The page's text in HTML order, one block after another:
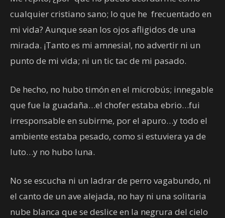
cualquier cristiano sano; lo que he frecuentado en
mi vida? Aunque sean los ojos afligidos de una
mirada. ¡Tanto es mi amnesia!, no advertir ni un
punto de mi vida; ni un tic tac de mi pasado.
De hecho, no hubo timón en el microbús; innegable
que fue la guadaña…el chofer estaba ebrio…fui
irresponsable en subirme, por el apuro…y todo el
ambiente estaba pesado, como si estuviera ya de
luto…y no hubo luna.
No se escucha ni un ladrar de perro vagabundo, ni
el canto de un ave alejada, no hay ni una solitaria
nube blanca que se deslice en la negrura del cielo